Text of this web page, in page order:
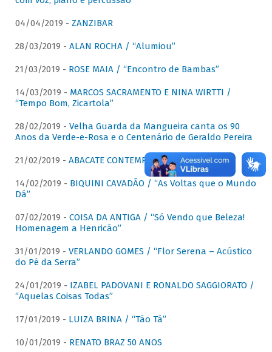
04/04/2019 - ZANZIBAR
28/03/2019 - ALAN ROCHA / “Alumiou”
21/03/2019 - ROSE MAIA / “Encontro de Bambas”
14/03/2019 - MARCOS SACRAMENTO E NINA WIRTTI /
“Tempo Bom, Zicartola”
28/02/2019 - Velha Guarda da Mangueira canta os 90
Anos da Verde-e-Rosa e o Centenário de Geraldo Pereira
21/02/2019 - ABACATE CONTEMPORÂNEO
14/02/2019 - BIQUINI CAVADÃO / “As Voltas que o Mundo
Dá”
07/02/2019 - COISA DA ANTIGA / “Só Vendo que Beleza!
Homenagem a Henricão”
31/01/2019 - VERLANDO GOMES / “Flor Serena – Acústico
do Pé da Serra”
24/01/2019 - IZABEL PADOVANI E RONALDO SAGGIORATO /
“Aquelas Coisas Todas”
17/01/2019 - LUIZA BRINA / “Tão Tá”
10/01/2019 - RENATO BRAZ 50 ANOS